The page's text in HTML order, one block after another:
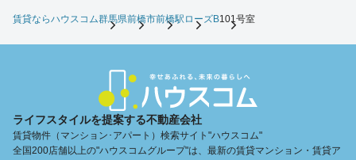
賃貸ならハウスコム群馬県前橋市前橋駅 ローズB101号室
ライフスタイルを提案する不動産会社
賃貸物件（マンション･アパート）検索サイト"ハウスコム"
全国200店舗以上の"ハウスコムグループ"は、最新の賃貸マンション・賃貸ア